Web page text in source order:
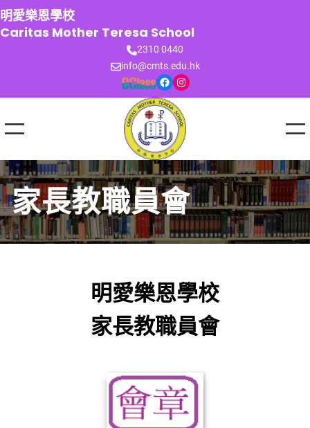
跳
至
主
明愛樂恩學校
Caritas Mother Teresa School
2310 0440
info@cmts.edu.hk
Facebook Instagram
家長教職員會
明愛樂恩學校
家長教職員會